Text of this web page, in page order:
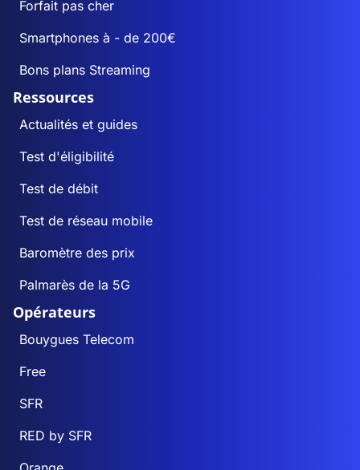
Forfait pas cher
Smartphones à - de 200€
Bons plans Streaming
Ressources
Actualités et guides
Test d'éligibilité
Test de débit
Test de réseau mobile
Baromètre des prix
Palmarès de la 5G
Opérateurs
Bouygues Telecom
Free
SFR
RED by SFR